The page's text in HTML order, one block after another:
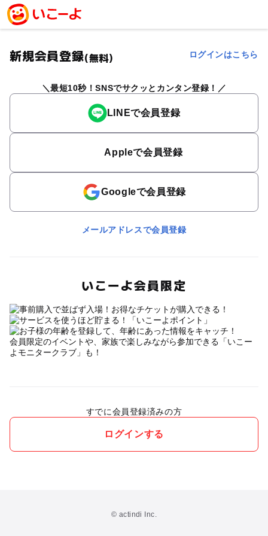
新規会員登録(無料) ログインはこちら
最短10秒！SNSでサクッとカンタン登録！
LINEで会員登録
Appleで会員登録
Googleで会員登録
メールアドレスで会員登録
いこーよ会員限定
会員限定のイベントや、家族で楽しみながら参加できる「いこー
よモニタークラブ」も！
すでに会員登録済みの方
ログインする
© actindi Inc.